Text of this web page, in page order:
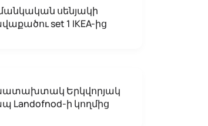
մանկական սենյակի
set 1 IKEA-ից
Երկվորյակ
ի կողմից